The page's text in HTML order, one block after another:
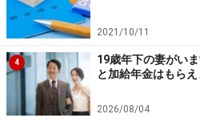
2021/10/11
4
19歳年下の妻がい
と加給年金はもらえ
2026/08/04